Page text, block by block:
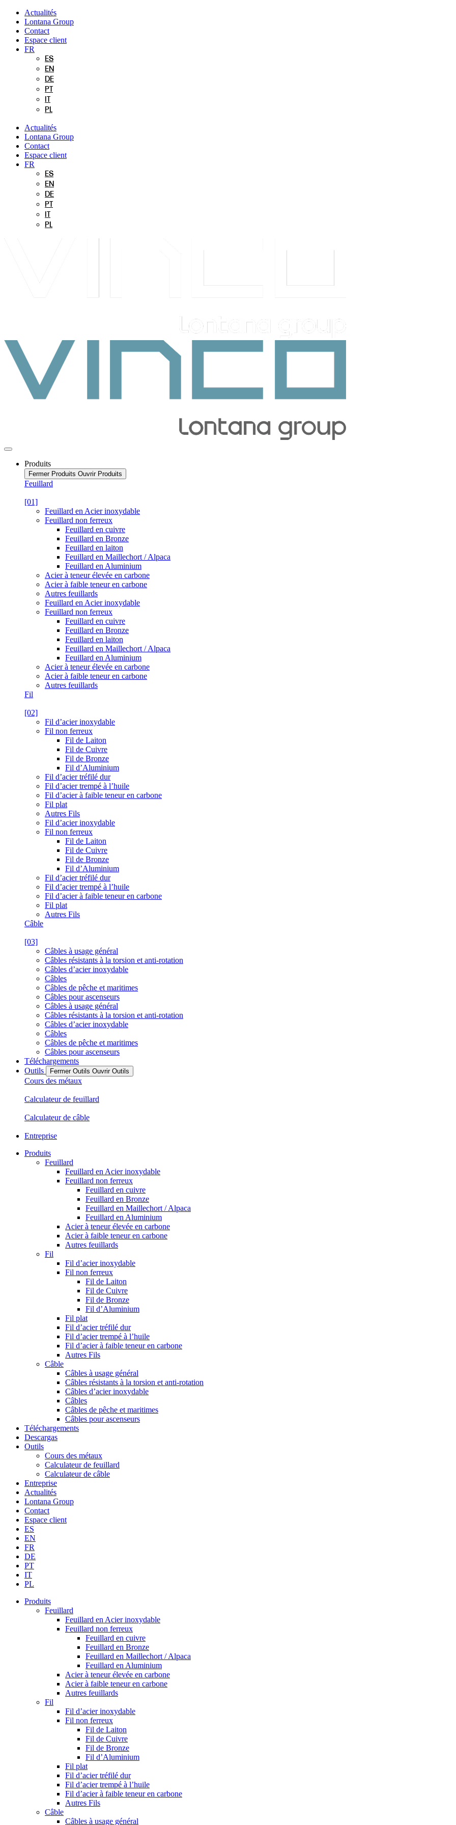
Aller
contenu
Actualités
Lontana Group
Contact
Espace client
FR
ES
EN
DE
PT
PL
Actualités
Lontana Group
Contact
Espace client
FR
ES
EN
DE
PT
PL
Produits
Fermer Produits Ouvrir Produits
Feuillard
[01]
Feuillard en Acier inoxydable
Feuillard non ferreux
Feuillard en cuivre
Feuillard en Bronze
Feuillard en laiton
Feuillard en Maillechort / Alpaca
Feuillard en Aluminium
Acier à teneur élevée en carbone
Acier à faible teneur en carbone
Autres feuillards
Feuillard en Acier inoxydable
Feuillard non ferreux
Feuillard en cuivre
Feuillard en Bronze
Feuillard en laiton
Feuillard en Maillechort / Alpaca
Feuillard en Aluminium
Acier à teneur élevée en carbone
Acier à faible teneur en carbone
Autres feuillards
Fil
[02]
Fil d’acier inoxydable
Fil non ferreux
Fil de Laiton
Fil de Cuivre
Fil de Bronze
Fil d’Aluminium
Fil d’acier tréfilé dur
Fil d’acier trempé à l’huile
Fil d’acier à faible teneur en carbone
Fil plat
Autres Fils
Fil d’acier inoxydable
Fil non ferreux
Fil de Laiton
Fil de Cuivre
Fil de Bronze
Fil d’Aluminium
Fil d’acier tréfilé dur
Fil d’acier trempé à l’huile
Fil d’acier à faible teneur en carbone
Fil plat
Autres Fils
Câble
[03]
Câbles à usage général
Câbles résistants à la torsion et anti-rotation
Câbles d’acier inoxydable
Câbles
Câbles de pêche et maritimes
Câbles pour ascenseurs
Câbles à usage général
Câbles résistants à la torsion et anti-rotation
Câbles d’acier inoxydable
Câbles
Câbles de pêche et maritimes
Câbles pour ascenseurs
Téléchargements
Outils
Fermer Outils Ouvrir Outils
Cours des métaux
Calculateur de feuillard
Calculateur de câble
Entreprise
Produits
Feuillard
Feuillard en Acier inoxydable
Feuillard non ferreux
Feuillard en cuivre
Feuillard en Bronze
Feuillard en Maillechort / Alpaca
Feuillard en Aluminium
Acier à teneur élevée en carbone
Acier à faible teneur en carbone
Autres feuillards
Fil
Fil d’acier inoxydable
Fil non ferreux
Fil de Laiton
Fil de Cuivre
Fil de Bronze
Fil d’Aluminium
Fil plat
Fil d’acier tréfilé dur
Fil d’acier trempé à l’huile
Fil d’acier à faible teneur en carbone
Autres Fils
Câble
Câbles à usage général
Câbles résistants à la torsion et anti-rotation
Câbles d’acier inoxydable
Câbles
Câbles de pêche et maritimes
Câbles pour ascenseurs
Téléchargements
Descargas
Outils
Cours des métaux
Calculateur de feuillard
Calculateur de câble
Entreprise
Actualités
Lontana Group
Contact
Espace client
ES
EN
FR
DE
PT
IT
PL
Produits
Feuillard
Feuillard en Acier inoxydable
Feuillard non ferreux
Feuillard en cuivre
Feuillard en Bronze
Feuillard en Maillechort / Alpaca
Feuillard en Aluminium
Acier à teneur élevée en carbone
Acier à faible teneur en carbone
Autres feuillards
Fil
Fil d’acier inoxydable
Fil non ferreux
Fil de Laiton
Fil de Cuivre
Fil de Bronze
Fil d’Aluminium
Fil plat
Fil d’acier tréfilé dur
Fil d’acier trempé à l’huile
Fil d’acier à faible teneur en carbone
Autres Fils
Câble
Câbles à usage général